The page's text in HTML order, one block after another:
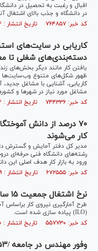
اقبال و رغبت به تحصیل در
در دانشگاه و جذب بالای اشتغال
کد خبر: ۷۶۴۸۵۷ تاریخ انتشار : ۱۴۰۰/۰۷/۲۴
کاریابی در سایت‌های
دسته‌بندی‌های شغلی تا
یافتن کار مانند دیگر بخش‌های
ظهور شکل‌های متنوع وب‌سایت‌ها و
کاریابی، آشنایی با مشاغل جدید،
مشاغل مورد نیاز در شهر‌ها و
کد خبر: ۷۴۴۳۳۶ تاریخ انتشار : ۱۴۰۰/۰۵/۰۴
۷۰ درصد از دانش
کار می‌شوند
رشته‌های دانشگاه فنی حرفه‌ای
ورود به بازار کار هدف اصلی این
کد خبر: ۶۷۲۵۵۵ تاریخ انتشار : ۱۳۹۹/۰۸/۱۹
نرخ اشتغال جمعیت ۱۵ سال به بالا از سال ۱۳۸۴ تا ۱۳۹۸
طرح آمارگیری نیروی کار براساس
(ILO) پیاده سازی شده است.
کد خبر: ۵۵۷۷۳۰ تاریخ انتشار : ۱۳۹۸/۰۷/۲۰